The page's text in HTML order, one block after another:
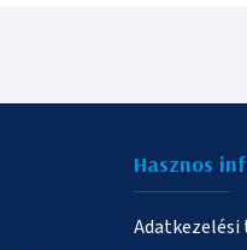
Hasznos